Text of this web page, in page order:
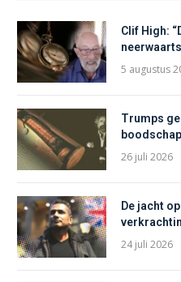
Clif High:
5 augustus
Trumps
26 juli 2026
De jacht
24 juli 2026